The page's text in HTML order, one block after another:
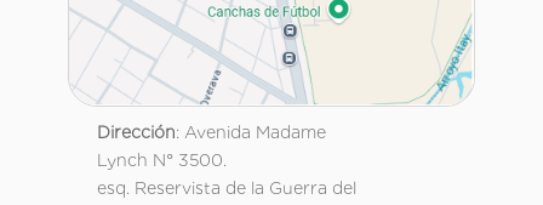
Dirección: Avenida Madame
Lynch N° 3500.
esq. Reservista de la Guerra del